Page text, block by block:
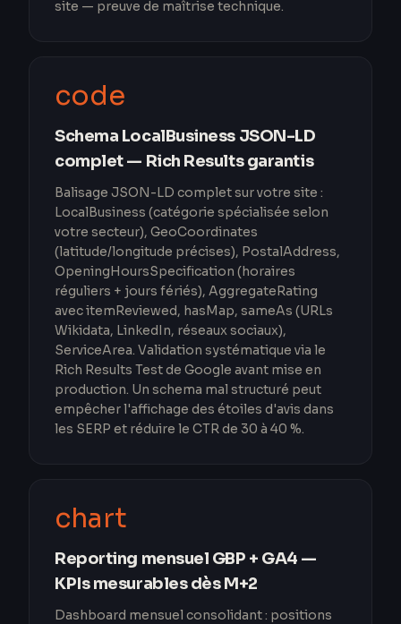
site — preuve de maîtrise technique.
code
Schema LocalBusiness JSON-LD
complet — Rich Results garantis
Balisage JSON-LD complet sur votre site :
LocalBusiness (catégorie spécialisée selon
votre secteur), GeoCoordinates
(latitude/longitude précises), PostalAddress,
OpeningHoursSpecification (horaires
réguliers + jours fériés), AggregateRating
avec itemReviewed, hasMap, sameAs (URLs
Wikidata, LinkedIn, réseaux sociaux),
ServiceArea. Validation systématique via le
Rich Results Test de Google avant mise en
production. Un schema mal structuré peut
empêcher l'affichage des étoiles d'avis dans
les SERP et réduire le CTR de 30 à 40 %.
chart
Reporting mensuel GBP + GA4 —
KPIs mesurables dès M+2
Dashboard mensuel consolidant : positions